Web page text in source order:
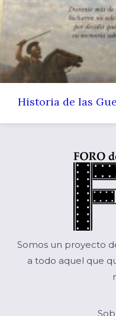
Historia de las
Somos un proyecto
a todo aquel que